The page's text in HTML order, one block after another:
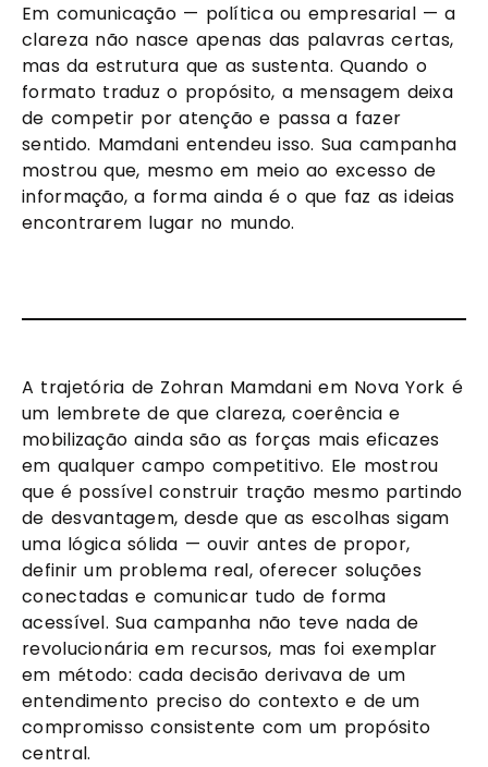
Em comunicação — política ou empresarial — a
clareza não nasce apenas das palavras certas,
mas da estrutura que as sustenta. Quando o
formato traduz o propósito, a mensagem deixa
de competir por atenção e passa a fazer
sentido. Mamdani entendeu isso. Sua campanha
mostrou que, mesmo em meio ao excesso de
informação, a forma ainda é o que faz as ideias
encontrarem lugar no mundo.
A trajetória de Zohran Mamdani em Nova York é
um lembrete de que clareza, coerência e
mobilização ainda são as forças mais eficazes
em qualquer campo competitivo. Ele mostrou
que é possível construir tração mesmo partindo
de desvantagem, desde que as escolhas sigam
uma lógica sólida — ouvir antes de propor,
definir um problema real, oferecer soluções
conectadas e comunicar tudo de forma
acessível. Sua campanha não teve nada de
revolucionária em recursos, mas foi exemplar
em método: cada decisão derivava de um
entendimento preciso do contexto e de um
compromisso consistente com um propósito
central.